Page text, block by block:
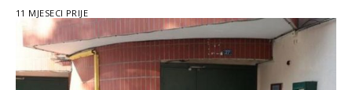
11 MJESECI PRIJE